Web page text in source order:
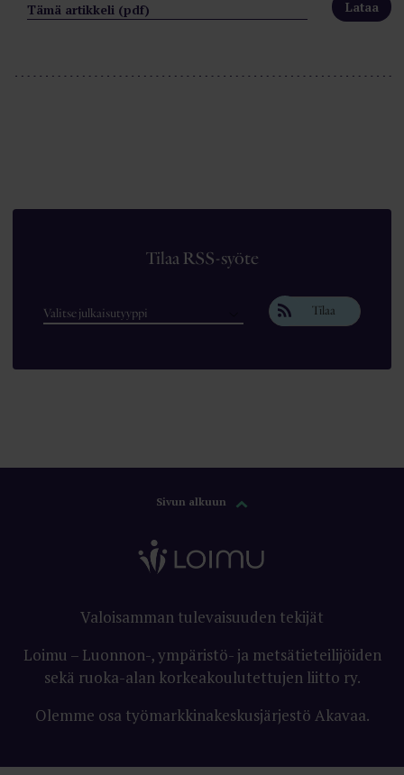
Tämä artikkeli (pdf)
Tilaa RSS-syöte
Tilaa
Sivun alkuun
Valoisamman tulevaisuuden tekijät
Loimu – Luonnon-, ympäristö- ja metsätieteilijöiden
sekä ruoka-alan korkeakoulutettujen liitto ry.
Olemme osa työmarkkinakeskusjärjestö Akavaa.